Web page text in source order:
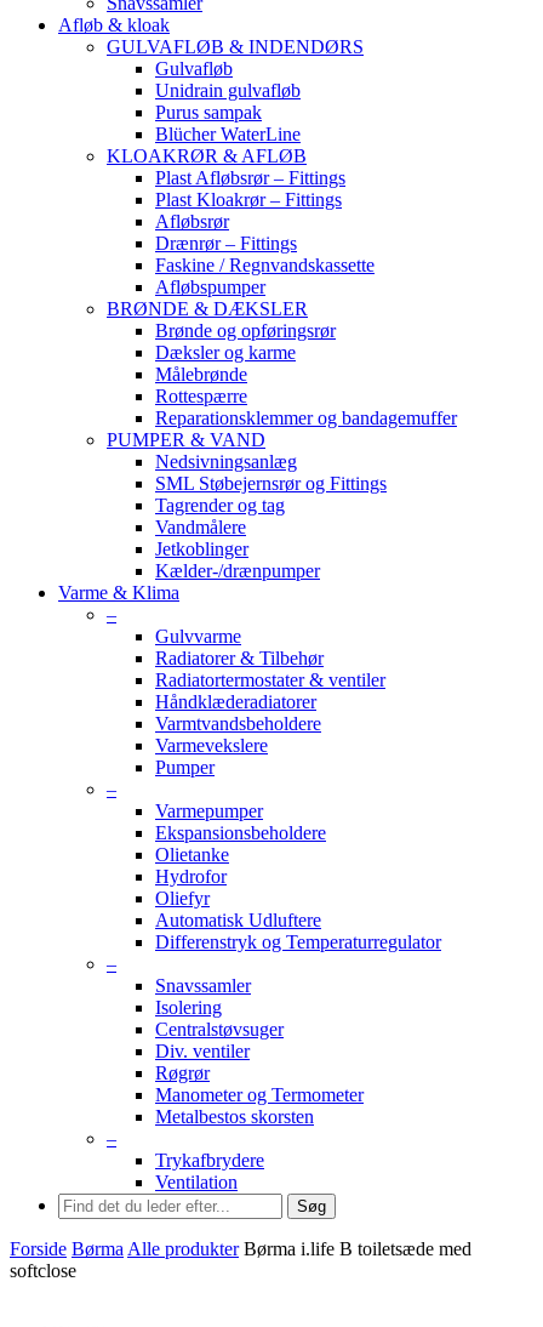
Afløb & kloak
GULVAFLØB & INDENDØRS
Gulvafløb
Unidrain gulvafløb
Purus sampak
Blücher WaterLine
KLOAKRØR & AFLØB
Plast Afløbsrør – Fittings
Plast Kloakrør – Fittings
Afløbsrør
Drænrør – Fittings
Faskine / Regnvandskassette
Afløbspumper
BRØNDE & DÆKSLER
Brønde og opføringsrør
Dæksler og karme
Målebrønde
Rottespærre
Reparationsklemmer og bandagemuffer
PUMPER & VAND
Nedsivningsanlæg
SML Støbejernsrør og Fittings
Tagrender og tag
Vandmålere
Jetkoblinger
Kælder-/drænpumper
Varme & Klima
–
Gulvvarme
Radiatorer & Tilbehør
Radiatortermostater & ventiler
Håndklæderadiatorer
Varmtvandsbeholdere
Varmevekslere
Pumper
–
Varmepumper
Ekspansionsbeholdere
Olietanke
Hydrofor
Oliefyr
Automatisk Udluftere
Differenstryk og Temperaturregulator
–
Snavssamler
Isolering
Centralstøvsuger
Div. ventiler
Røgrør
Manometer og Termometer
Metalbestos skorsten
–
Trykafbrydere
Ventilation
Søg
Forside Børma Alle produkter Børma i.life B toiletsæde med
softclose